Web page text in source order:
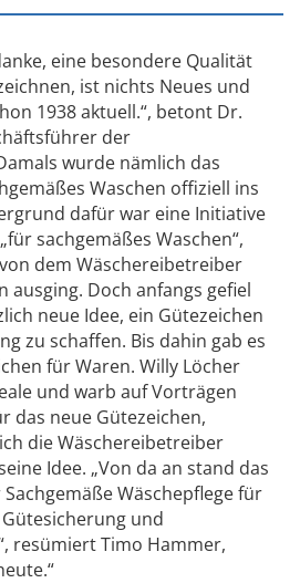
eine besondere Qualität
ist nichts Neues und
1938 aktuell.“, betont Dr.
der
wurde nämlich das
Waschen offiziell ins
dafür war eine Initiative
sachgemäßes Waschen“,
dem Wäschereibetreiber
ausging. Doch anfangs gefiel
neue Idee, ein Gütezeichen
zu schaffen. Bis dahin gab es
für Waren. Willy Löcher
und warb auf Vorträgen
das neue Gütezeichen,
die Wäschereibetreiber
Idee. „Von da an stand das
Wäschepflege für
und
resümiert Timo Hammer,